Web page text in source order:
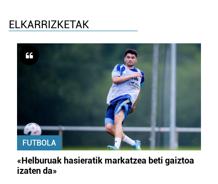
ELKARRIZKETAK
FUTBOLA
«Helburuak hasieratik markatzea beti gaiztoa
izaten da»